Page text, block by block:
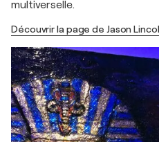
multiverselle.
Découvrir la page de Jason